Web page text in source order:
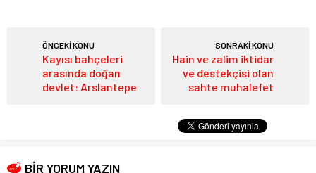
ÖNCEKİ KONU
Kayısı bahçeleri
arasında doğan
devlet: Arslantepe
SONRAKİ KONU
Hain ve zalim iktidar
ve destekçisi olan
sahte muhalefet
BİR YORUM YAZIN